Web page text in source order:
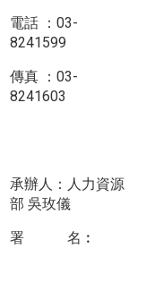
電話 ：03-
8241599
傳真 ：03-
8241603
承辦人：人力資源
部 吳玫儀
署 名︰